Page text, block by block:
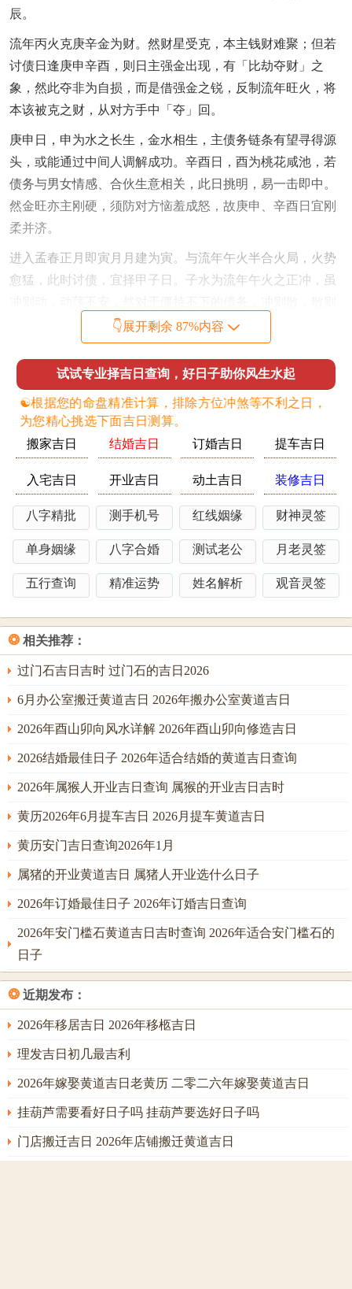
辰。
流年丙火克庚辛金为财。然财星受克，本主钱财难聚；但若
讨债日逢庚申辛酉，则日主强金出现，有「比劫夺财」之
象，然此夺非为自损，而是借强金之锐，反制流年旺火，将
本该被克之财，从对方手中「夺」回。
庚申日，申为水之长生，金水相生，主债务链条有望寻得源
头，或能通过中间人调解成功。辛酉日，酉为桃花咸池，若
债务与男女情感、合伙生意相关，此日挑明，易一击即中。
然金旺亦主刚硬，须防对方恼羞成怒，故庚申、辛酉日宜刚
柔并济。
进入孟春正月即寅月月建为寅。与流年午火半合火局，火势
愈猛，此时讨债，宜择甲子日。子水为流年午火之正冲，虽
有机遇打破平衡；甲子日，天干甲木生火，地支子水冲午，
形成天地交战之局。
此日讨债，主过程波折反复，或有第三方介入，或债务关系
出现意外转机。若能沉住气，借子水冲击之力，或可让债务
人原形毕露，交代实情。癸亥日亦是良选，亥水为壬水之
禄，与流年午火暗合，意思是「午亥暗合」，有私了、与解
然亥中藏甲木，亦主对方心存侥幸，试图以新债抵旧账，或
以物抵债，须当场点清，不留后患；二月卯月卯午相破，卯
木生火却与午火相互损坏，主表面融洽，实则暗藏裂痕；此
月讨债，辛卯日需留意。
卯为四正之桃花，辛金坐于卯木之上金弱木强，主债务起因
于人情面子，或因担保牵连，此日追讨，易遇到「笑面
虎」，对方表面应承，实则拖延。唯有深挖其弱点，利用其
效，己卯日，土被木克，主债务人财务状况堪忧，或已将资
产转移；此日宜「围而不攻」，先摸清对方底细，再寻他
日。
三月辰月辰为水库。能收纳丙午流年之炎燥，使火气稍敛，
水土混杂，然壬水为阳水，有冲奔之势，辰为水库，亦有汇
聚之意；此日讨债，主债务数额较大，或关联多方往来，壬
辰日见「华盖」同「太极贵人」，宜以法律文书、合同契约
尾款而起，此日前往，对方易被说理打动，或需让利求速
流年丙火虽旺，遇庚辰则形成「财生杀，杀生印」之链，即
丙火生戊土（辰中藏干），戊土生庚金。此日讨债，主对方
虽有意拖欠，但迫于上级、长辈或官方压力，不得不吐款。
进入夏季巳午未月火势达到顶峰。全局一片燥热。此三月讨
债，风险最高，易因言语不与起肢体冲突。若不得已为之，
宜择辛亥日。亥水为官符星，辛金为珠玉之金，不似庚金刚
官方力量或社会名望人士从中斡旋，将冲突化解于无形，丁
👇展开剩余 87%内容
试试专业择吉日查询，好日子助你风生水起
☯️根据您的命盘精准计算，排除方位冲煞等不利之日，
为您精心挑选下面吉日测算。
搬家吉日 结婚吉日 订婚吉日 提车吉日
入宅吉日 开业吉日 动土吉日 装修吉日
八字精批 测手机号 红线姻缘 财神灵签
单身姻缘 八字合婚 测试老公 月老灵签
五行查询 精准运势 姓名解析 观音灵签
❂ 相关推荐：
过门石吉日吉时 过门石的吉日2026
6月办公室搬迁黄道吉日 2026年搬办公室黄道吉日
2026年酉山卯向风水详解 2026年酉山卯向修造吉日
2026结婚最佳日子 2026年适合结婚的黄道吉日查询
2026年属猴人开业吉日查询 属猴的开业吉日吉时
黄历2026年6月提车吉日 2026月提车黄道吉日
黄历安门吉日查询2026年1月
属猪的开业黄道吉日 属猪人开业选什么日子
2026年订婚最佳日子 2026年订婚吉日查询
2026年安门槛石黄道吉日吉时查询 2026年适合安门槛石的
日子
❂ 近期发布：
2026年移居吉日 2026年移柩吉日
理发吉日初几最吉利
2026年嫁娶黄道吉日老黄历 二零二六年嫁娶黄道吉日
挂葫芦需要看好日子吗 挂葫芦要选好日子吗
门店搬迁吉日 2026年店铺搬迁黄道吉日